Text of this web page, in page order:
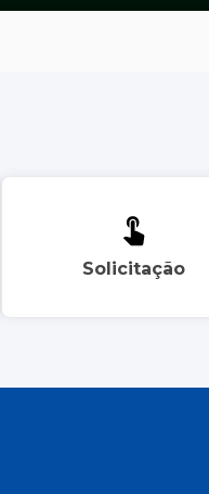
Solicitação